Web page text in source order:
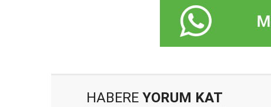
HABERE YORUM KAT